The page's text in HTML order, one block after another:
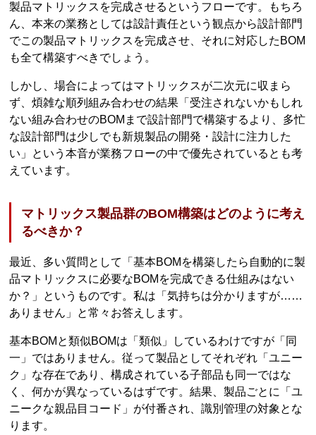
製品マトリックスを完成させるというフローです。もちろ
ん、本来の業務としては設計責任という観点から設計部門
でこの製品マトリックスを完成させ、それに対応したBOM
も全て構築すべきでしょう。
しかし、場合によってはマトリックスが二次元に収まら
ず、煩雑な順列組み合わせの結果「受注されないかもしれ
ない組み合わせのBOMまで設計部門で構築するより、多忙
な設計部門は少しでも新規製品の開発・設計に注力した
い」という本音が業務フローの中で優先されているとも考
えています。
マトリックス製品群のBOM構築はどのように考え
るべきか？
最近、多い質問として「基本BOMを構築したら自動的に製
品マトリックスに必要なBOMを完成できる仕組みはない
か？」というものです。私は「気持ちは分かりますが……
ありません」と常々お答えします。
基本BOMと類似BOMは「類似」しているわけですが「同
一」ではありません。従って製品としてそれぞれ「ユニー
ク」な存在であり、構成されている子部品も同一ではな
く、何かが異なっているはずです。結果、製品ごとに「ユ
ニークな親品目コード」が付番され、識別管理の対象とな
ります。